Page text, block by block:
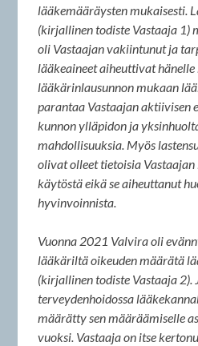
lääkemääräysten mukaisesti.
(kirjallinen todiste Vastaaja 1)
oli Vastaajan vakiintunut ja
lääkeaineet aiheuttivat hänelle
lääkärinlausunnon mukaan
parantaa Vastaajan aktiivisen
kunnon ylläpidon ja
mahdollisuuksia. Myös
olivat olleet tietoisia
käytöstä eikä se aiheuttanut
hyvinvoinnista.
Vuonna 2021 Valvira oli
lääkäriltä oikeuden määrätä
(kirjallinen todiste Vastaaja 2).
terveydenhoidossa
määrätty sen määräämiselle
vuoksi. Vastaaja on itse